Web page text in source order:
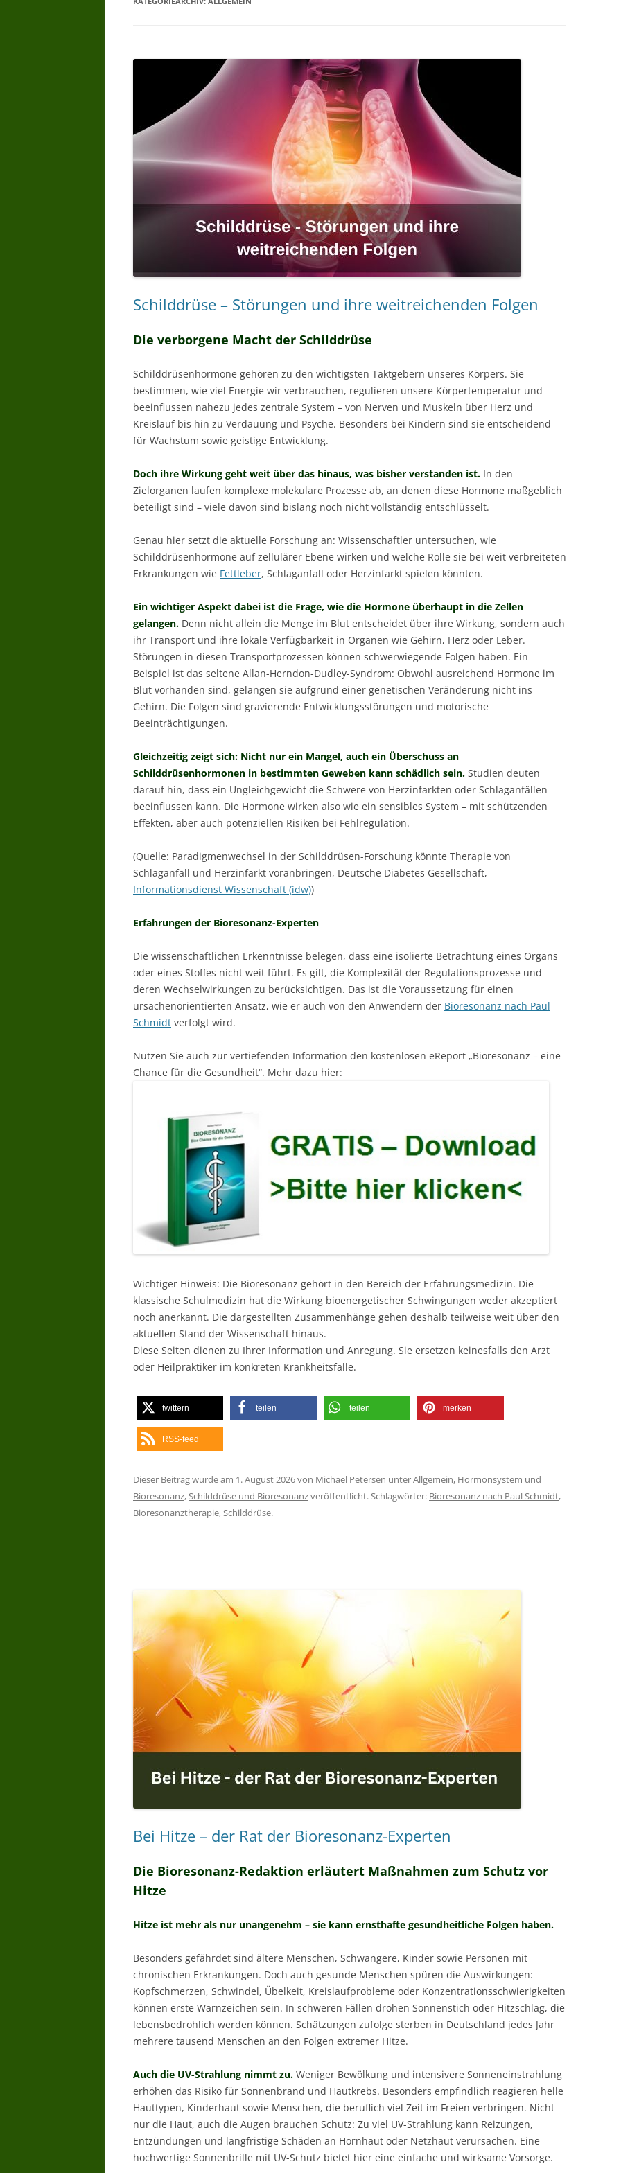
BIORESONANZTHERAPIE ANBIETEN
– WER DARF ANWENDEN
BIORESONANZ WER HAT
BIORESONANZ WAS WIRD
GEMACHT –
BIORESONANZTHERAPIE WIE
LANGE
BIORESONANZTHERAPIE GIBT ES
WIRKSAMKEITSNACHWEISE
Schilddrüse – Störungen und ihre weitreichenden Folgen
Die verborgene Macht der Schilddrüse
Schilddrüsenhormone gehören zu den wichtigsten Taktgebern unseres Körpers. Sie
bestimmen, wie viel Energie wir verbrauchen, regulieren unsere Körpertemperatur und
beeinflussen nahezu jedes zentrale System – von Nerven und Muskeln über Herz und
Kreislauf bis hin zu Verdauung und Psyche. Besonders bei Kindern sind sie entscheidend
für Wachstum sowie geistige Entwicklung.
Doch ihre Wirkung geht weit über das hinaus, was bisher verstanden ist. In den
Zielorganen laufen komplexe molekulare Prozesse ab, an denen diese Hormone maßgeblich
beteiligt sind – viele davon sind bislang noch nicht vollständig entschlüsselt.
Genau hier setzt die aktuelle Forschung an: Wissenschaftler untersuchen, wie
Schilddrüsenhormone auf zellulärer Ebene wirken und welche Rolle sie bei weit verbreiteten
Erkrankungen wie Fettleber, Schlaganfall oder Herzinfarkt spielen könnten.
Ein wichtiger Aspekt dabei ist die Frage, wie die Hormone überhaupt in die Zellen
gelangen. Denn nicht allein die Menge im Blut entscheidet über ihre Wirkung, sondern auch
ihr Transport und ihre lokale Verfügbarkeit in Organen wie Gehirn, Herz oder Leber.
Störungen in diesen Transportprozessen können schwerwiegende Folgen haben. Ein
Beispiel ist das seltene Allan-Herndon-Dudley-Syndrom: Obwohl ausreichend Hormone im
Blut vorhanden sind, gelangen sie aufgrund einer genetischen Veränderung nicht ins
Gehirn. Die Folgen sind gravierende Entwicklungsstörungen und motorische
Beeinträchtigungen.
Gleichzeitig zeigt sich: Nicht nur ein Mangel, auch ein Überschuss an
Schilddrüsenhormonen in bestimmten Geweben kann schädlich sein. Studien deuten
darauf hin, dass ein Ungleichgewicht die Schwere von Herzinfarkten oder Schlaganfällen
beeinflussen kann. Die Hormone wirken also wie ein sensibles System – mit schützenden
Effekten, aber auch potenziellen Risiken bei Fehlregulation.
(Quelle: Paradigmenwechsel in der Schilddrüsen-Forschung könnte Therapie von
Schlaganfall und Herzinfarkt voranbringen, Deutsche Diabetes Gesellschaft,
Informationsdienst Wissenschaft (idw))
Erfahrungen der Bioresonanz-Experten
Die wissenschaftlichen Erkenntnisse belegen, dass eine isolierte Betrachtung eines Organs
oder eines Stoffes nicht weit führt. Es gilt, die Komplexität der Regulationsprozesse und
deren Wechselwirkungen zu berücksichtigen. Das ist die Voraussetzung für einen
ursachenorientierten Ansatz, wie er auch von den Anwendern der Bioresonanz nach Paul
Schmidt verfolgt wird.
Nutzen Sie auch zur vertiefenden Information den kostenlosen eReport „Bioresonanz – eine
Chance für die Gesundheit“. Mehr dazu hier:
Wichtiger Hinweis: Die Bioresonanz gehört in den Bereich der Erfahrungsmedizin. Die
klassische Schulmedizin hat die Wirkung bioenergetischer Schwingungen weder akzeptiert
noch anerkannt. Die dargestellten Zusammenhänge gehen deshalb teilweise weit über den
aktuellen Stand der Wissenschaft hinaus.
Diese Seiten dienen zu Ihrer Information und Anregung. Sie ersetzen keinesfalls den Arzt
oder Heilpraktiker im konkreten Krankheitsfalle.
twittern teilen teilen merken
RSS-feed
Dieser Beitrag wurde am 1. August 2026von Michael Petersen unterAllgemein, Hormonsystem und
Bioresonanz,Schilddrüse und Bioresonanzveröffentlicht. Schlagwörter: Bioresonanz nach Paul Schmidt,
Bioresonanztherapie,Schilddrüse.
Bei Hitze – der Rat der Bioresonanz-Experten
Die Bioresonanz-Redaktion erläutert Maßnahmen zum Schutz vor
Hitze
Hitze ist mehr als nur unangenehm – sie kann ernsthafte gesundheitliche Folgen haben.
Besonders gefährdet sind ältere Menschen, Schwangere, Kinder sowie Personen mit
chronischen Erkrankungen. Doch auch gesunde Menschen spüren die Auswirkungen:
Kopfschmerzen, Schwindel, Übelkeit, Kreislaufprobleme oder Konzentrationsschwierigkeiten
können erste Warnzeichen sein. In schweren Fällen drohen Sonnenstich oder Hitzschlag, die
lebensbedrohlich werden können. Schätzungen zufolge sterben in Deutschland jedes Jahr
mehrere tausend Menschen an den Folgen extremer Hitze.
Auch die UV-Strahlung nimmt zu. Weniger Bewölkung und intensivere Sonneneinstrahlung
erhöhen das Risiko für Sonnenbrand und Hautkrebs. Besonders empfindlich reagieren helle
Hauttypen, Kinderhaut sowie Menschen, die beruflich viel Zeit im Freien verbringen. Nicht
nur die Haut, auch die Augen brauchen Schutz: Zu viel UV-Strahlung kann Reizungen,
Entzündungen und langfristige Schäden an Hornhaut oder Netzhaut verursachen. Eine
hochwertige Sonnenbrille mit UV-Schutz bietet hier eine einfache und wirksame Vorsorge.